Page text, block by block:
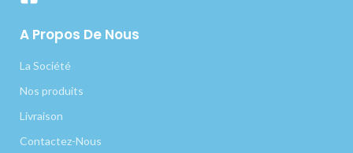
A Propos De Nous
La Société
Nos produits
Livraison
Contactez-Nous